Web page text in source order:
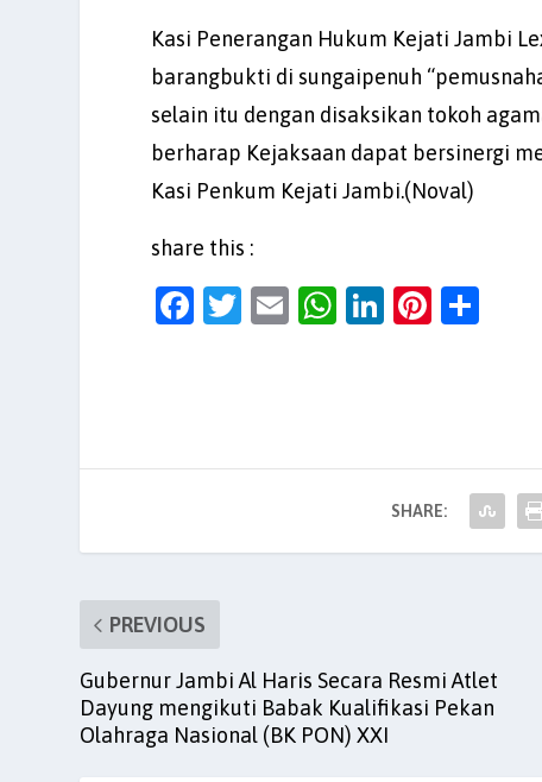
Kasi Penerangan Hukum Kejati Jambi
barangbukti di sungaipenuh
selain itu dengan disaksikan tokoh
berharap Kejaksaan dapat bersinergi
Kasi Penkum Kejati Jambi.(Noval)
share this :
F
b
T
E
W
A
Li
dI
n
Pi
t
SHARE:
PREVIOUS
Gubernur Jambi Al Haris Secara Resmi Atlet
Dayung mengikuti Babak Kualifikasi Pekan
Olahraga Nasional (BK PON) XXI